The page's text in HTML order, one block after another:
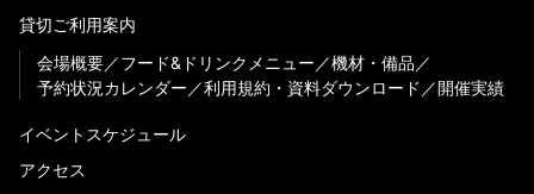
貸切ご利用案内
会場概要
フード&ドリンクメニュー
機材・備品
予約状況カレンダー
利用規約・資料ダウンロード 開催実績
イベントスケジュール
アクセス